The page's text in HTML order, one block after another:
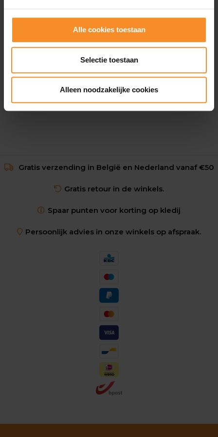
Alle cookies toestaan
Selectie toestaan
Alleen noodzakelijke cookies
OAKLEY
Oakley Sutro Lite Sweep
€ 188.00
Gratis verzending in België en Nederland vanaf €50
Gratis retour in de winkels.
Spaar punten voor korting op kledij
Persoonlijk advies in onze winkels op afspraak.